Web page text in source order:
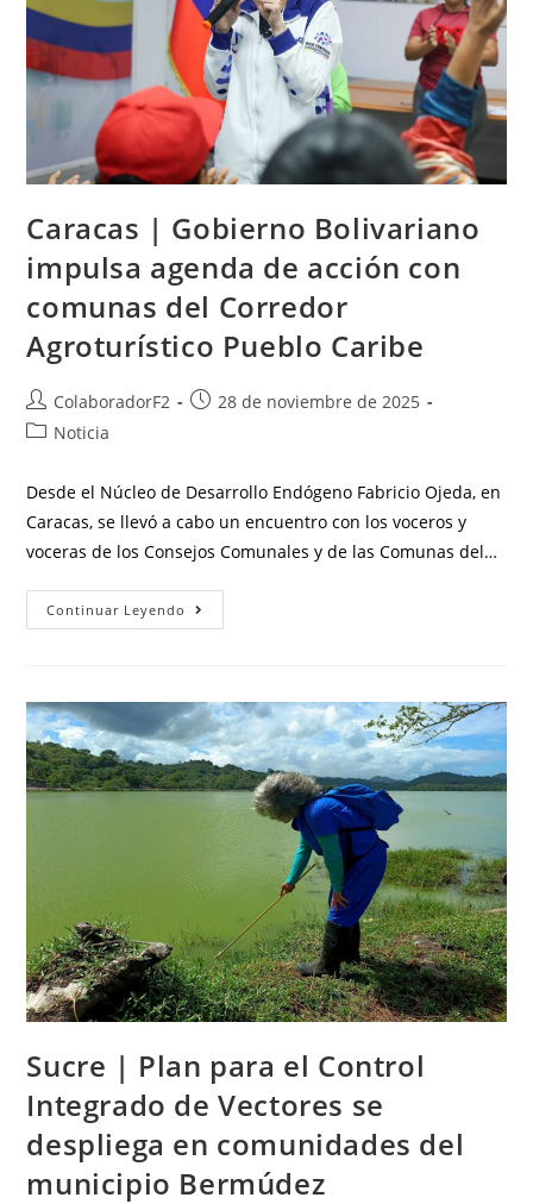
Caracas | Gobierno Bolivariano
impulsa agenda de acción con
comunas del Corredor
Agroturístico Pueblo Caribe
ColaboradorF2
28 de noviembre de 2025
Noticia
Desde el Núcleo de Desarrollo Endógeno Fabricio Ojeda, en
Caracas, se llevó a cabo un encuentro con los voceros y
voceras de los Consejos Comunales y de las Comunas del…
Continuar Leyendo
Sucre | Plan para el Control
Integrado de Vectores se
despliega en comunidades del
municipio Bermúdez